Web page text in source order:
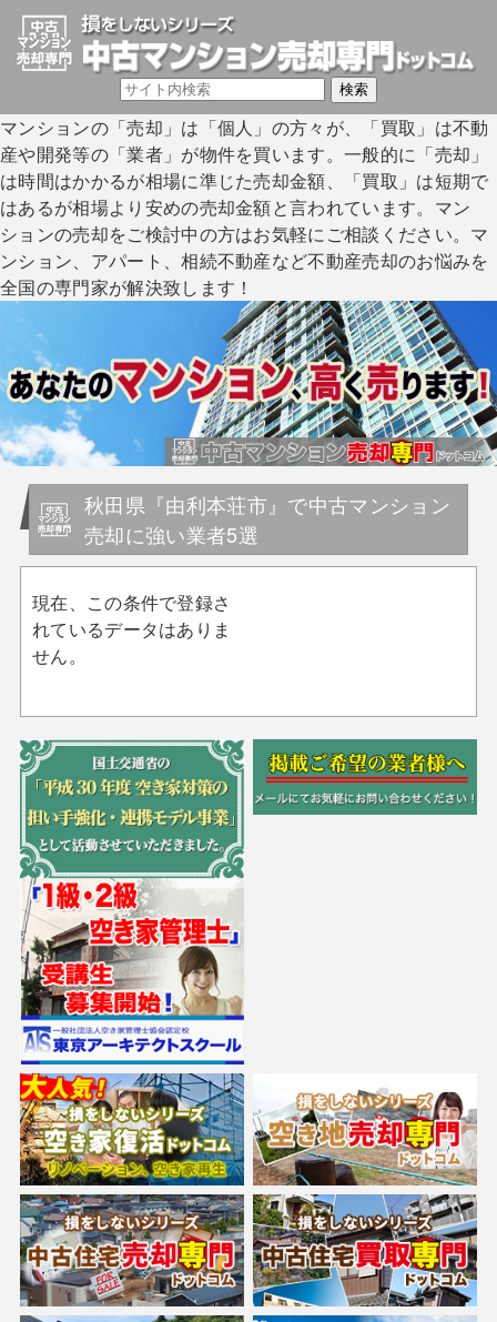
マンションの「売却」は「個人」の方々が、「買取」は不動
産や開発等の「業者」が物件を買います。一般的に「売却」
は時間はかかるが相場に準じた売却金額、「買取」は短期で
はあるが相場より安めの売却金額と言われています。マン
ションの売却をご検討中の方はお気軽にご相談ください。マ
ンション、アパート、相続不動産など不動産売却のお悩みを
全国の専門家が解決致します！
秋田県『由利本荘市』で中古マンション
売却に強い業者5選
現在、この条件で登録さ
れているデータはありま
せん。